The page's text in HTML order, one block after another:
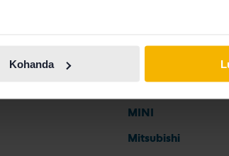
Kohanda
MINI
Mitsubishi